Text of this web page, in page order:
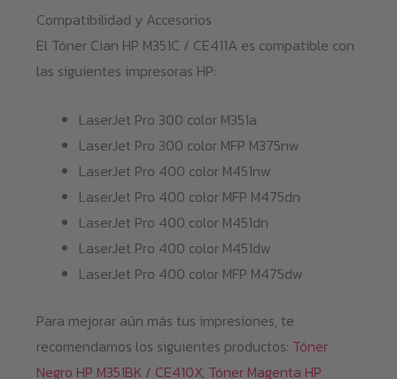
Compatibilidad y Accesorios
El Tóner Cian HP M351C / CE411A es compatible con
las siguientes impresoras HP:
LaserJet Pro 300 color M351a
LaserJet Pro 300 color MFP M375nw
LaserJet Pro 400 color M451nw
LaserJet Pro 400 color MFP M475dn
LaserJet Pro 400 color M451dn
LaserJet Pro 400 color M451dw
LaserJet Pro 400 color MFP M475dw
Para mejorar aún más tus impresiones, te
recomendamos los siguientes productos: Tóner
Negro HP M351BK / CE410X, Tóner Magenta HP